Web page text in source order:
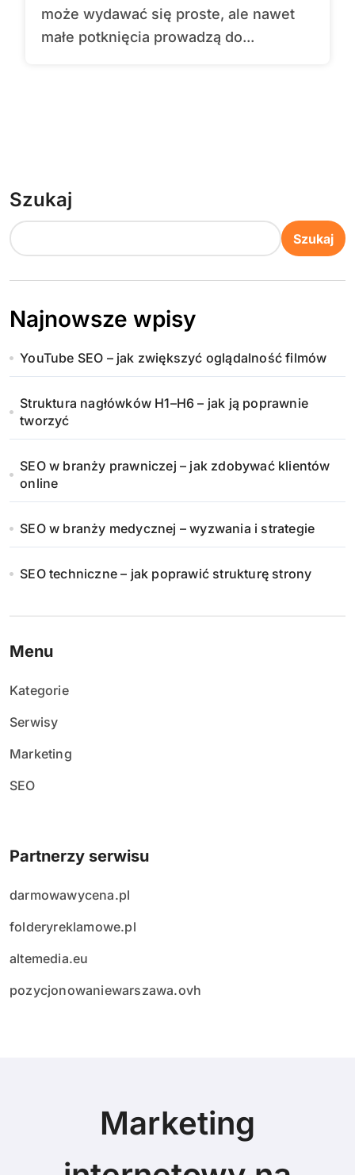
może wydawać się proste, ale nawet
małe potknięcia prowadzą do...
Szukaj
Szukaj
Najnowsze wpisy
YouTube SEO – jak zwiększyć oglądalność filmów
Struktura nagłówków H1–H6 – jak ją poprawnie
tworzyć
SEO w branży prawniczej – jak zdobywać klientów
online
SEO w branży medycznej – wyzwania i strategie
SEO techniczne – jak poprawić strukturę strony
Menu
Kategorie
Serwisy
Marketing
SEO
Partnerzy serwisu
darmowawycena.pl
folderyreklamowe.pl
altemedia.eu
pozycjonowaniewarszawa.ovh
Marketing